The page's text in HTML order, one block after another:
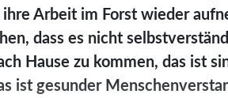
Arbeit im Forst wieder
dass es nicht
Hause zu kommen, das ist
ist gesunder